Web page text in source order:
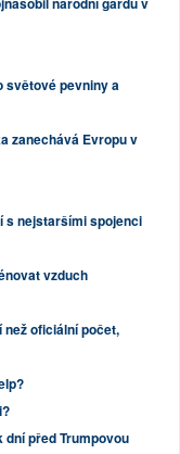
světové pevniny a
zanechává Evropu v
s nejstaršími spojenci
vzduch
než oficiální počet,
před Trumpovou